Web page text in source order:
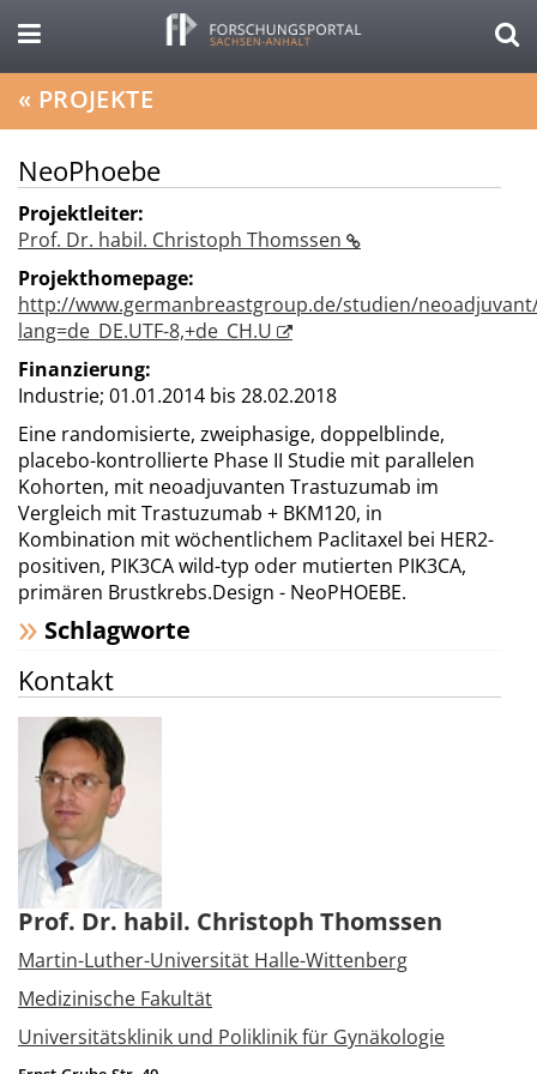
« PROJEKTE
NeoPhoebe
Projektleiter:
Prof. Dr. habil. Christoph Thomssen
Projekthomepage:
http://www.germanbreastgroup.de/studien/
lang=de_DE.UTF-8,+de_CH.U
Finanzierung:
Industrie; 01.01.2014 bis 28.02.2018
Eine randomisierte, zweiphasige, doppelblinde,
placebo-kontrollierte Phase II Studie mit parallelen
Kohorten, mit neoadjuvanten Trastuzumab im
Vergleich mit Trastuzumab + BKM120, in
Kombination mit wöchentlichem Paclitaxel bei HER2-
positiven, PIK3CA wild-typ oder mutierten PIK3CA,
primären Brustkrebs.Design - NeoPHOEBE.
Schlagworte
Kontakt
Prof. Dr. habil. Christoph Thomssen
Martin-Luther-Universität Halle-Wittenberg
Medizinische Fakultät
Universitätsklinik und Poliklinik für Gynäkologie